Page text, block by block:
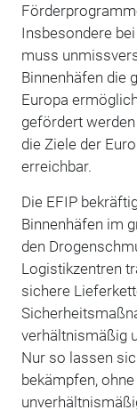
Insbesondere
muss
Binnenhäfen die
Europa
gefördert
die Ziele der
erreichbar.
Die EFIP
Binnenhäfen im
den
Logistikzentren
sichere
verhältnismäßig
Nur so lassen
bekämpfen,